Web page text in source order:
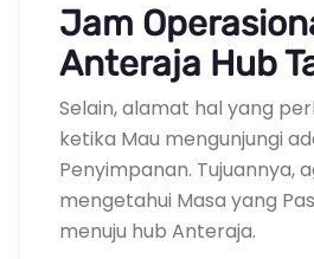
Jam
Anteraja Hub
Selain, alamat hal yang
ketika Mau mengunjungi
Penyimpanan. Tujuannya,
mengetahui Masa yang
menuju hub Anteraja.